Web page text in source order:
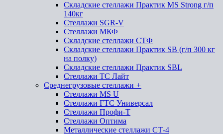
Складские стеллажи Практик MS Strong г/п
140кг
Стеллажи SGR-V
Стеллажи МКФ
Складские стеллажи СТФ
Складские стеллажи Практик SB (г/п 300 кг
на полку)
Складские стеллажи Практик SBL
Стеллажи ТС Лайт
Среднегрузовые стеллажи +
Стеллажи MS U
Стеллажи ГТС Универсал
Стеллажи Профи-Т
Стеллажи Оптима
Металлические стеллажи СТ-4